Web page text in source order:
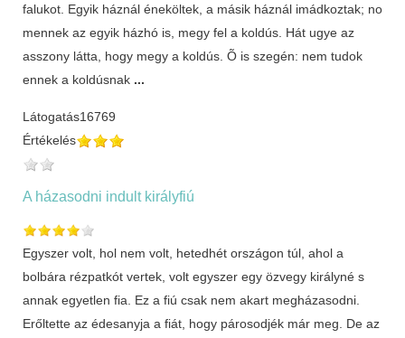
falukot. Egyik háznál éneköltek, a másik háznál imádkoztak; no
mennek az egyik házhó is, megy fel a koldús. Hát ugye az
asszony látta, hogy megy a koldús. Õ is szegén: nem tudok
ennek a koldúsnak ...
Látogatás16769
Értékelés
A házasodni indult királyfiú
Egyszer volt, hol nem volt, hetedhét országon túl, ahol a
bolbára rézpatkót vertek, volt egyszer egy özvegy királyné s
annak egyetlen fia. Ez a fiú csak nem akart megházasodni.
Erőltette az édesanyja a fiát, hogy párosodjék már meg. De az